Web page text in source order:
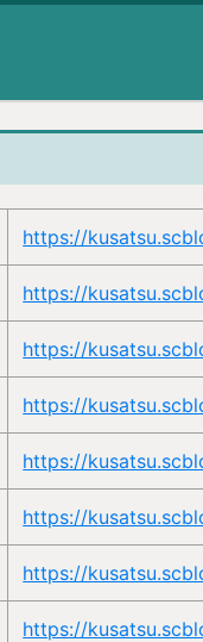
https://
https://
https://
https://
https://
https://
https://
https://